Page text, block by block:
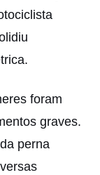
foram
graves.
perna